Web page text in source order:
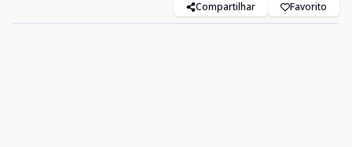
Compartilhar Favorito